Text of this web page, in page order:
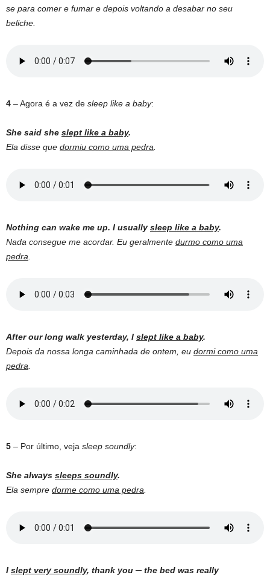
se para comer e fumar e depois voltando a desabar no seu
beliche.
4 – Agora é a vez de sleep like a baby:
She said she slept like a baby.
Ela disse que dormiu como uma pedra.
Nothing can wake me up. I usually sleep like a baby.
Nada consegue me acordar. Eu geralmente durmo como uma
pedra.
After our long walk yesterday, I slept like a baby.
Depois da nossa longa caminhada de ontem, eu dormi como uma
pedra.
5 – Por último, veja sleep soundly:
She always sleeps soundly.
Ela sempre dorme como uma pedra.
I slept very soundly, thank you ─ the bed was really